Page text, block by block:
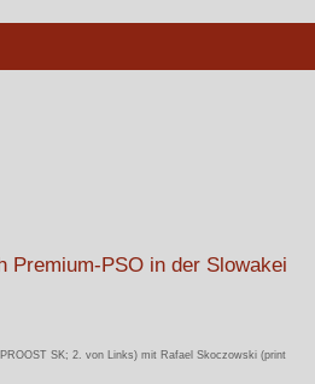
Premium-PSO in der Slowakei
SK; 2. von Links) mit Rafael Skoczowski (print